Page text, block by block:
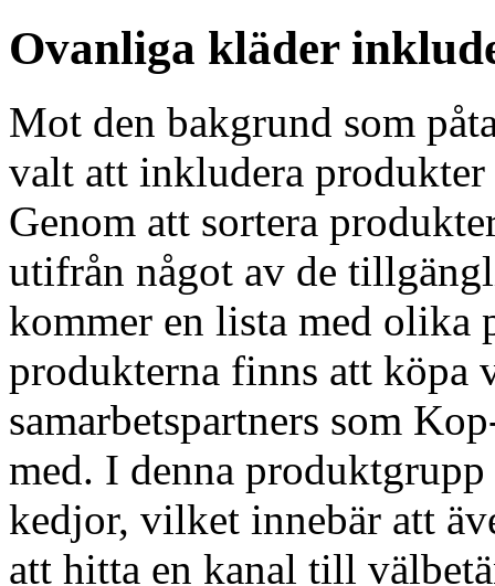
Ovanliga kläder
Mot den bakgrund som
valt att inkludera
Genom att sortera
utifrån något av de
kommer en lista med olika
produkterna finns att köpa
samarbetspartners som
med. I denna
kedjor, vilket innebär att
att hitta en kanal till